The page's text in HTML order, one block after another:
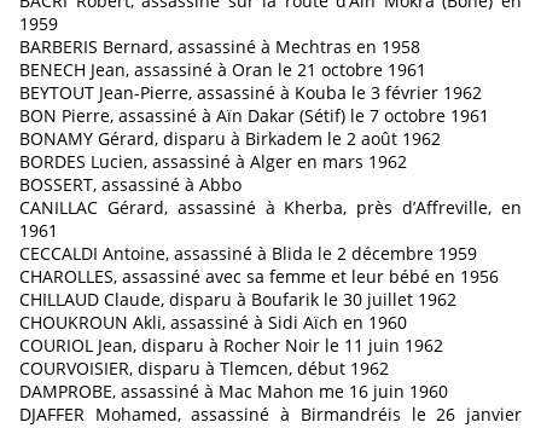
1959
BARBERIS Bernard, assassiné à Mechtras en 1958
BENECH Jean, assassiné à Oran le 21 octobre 1961
BEYTOUT Jean-Pierre, assassiné à Kouba le 3 février 1962
BON Pierre, assassiné à Aïn Dakar (Sétif) le 7 octobre 1961
BONAMY Gérard, disparu à Birkadem le 2 août 1962
BORDES Lucien, assassiné à Alger en mars 1962
BOSSERT, assassiné à Abbo
CANILLAC Gérard, assassiné à Kherba, près d’Affreville, en
1961
CECCALDI Antoine, assassiné à Blida le 2 décembre 1959
CHAROLLES, assassiné avec sa femme et leur bébé en 1956
CHILLAUD Claude, disparu à Boufarik le 30 juillet 1962
CHOUKROUN Akli, assassiné à Sidi Aïch en 1960
COURIOL Jean, disparu à Rocher Noir le 11 juin 1962
COURVOISIER, disparu à Tlemcen, début 1962
DAMPROBE, assassiné à Mac Mahon me 16 juin 1960
DJAFFER Mohamed, assassiné à Birmandréis le 26 janvier